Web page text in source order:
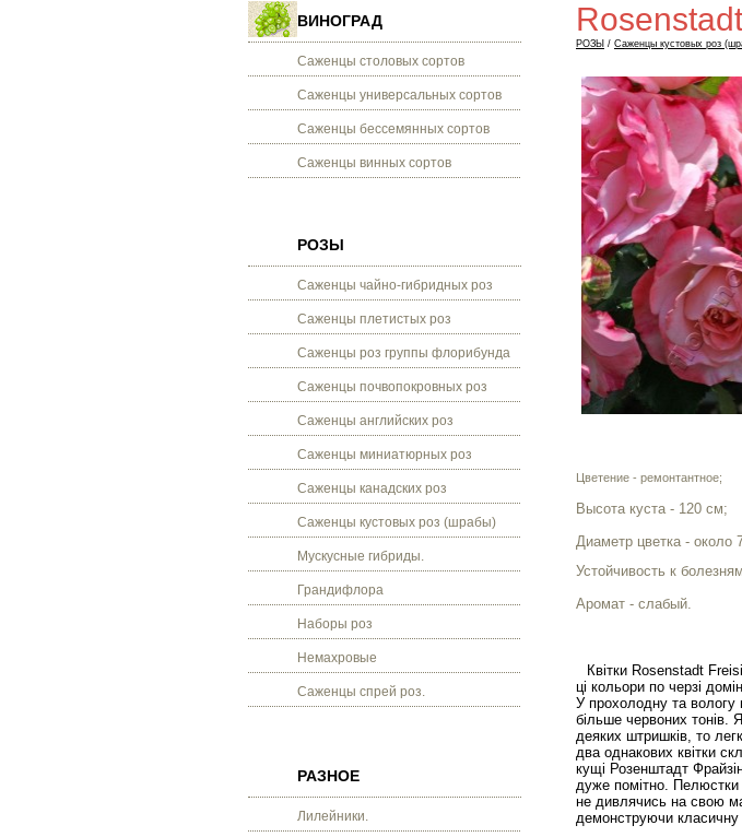
ВИНОГРАД
Саженцы столовых сортов
Саженцы универсальных сортов
Саженцы бессемянных сортов
Саженцы винных сортов
РОЗЫ
Саженцы чайно-гибридных роз
Саженцы плетистых роз
Саженцы роз группы флорибунда
Саженцы почвопокровных роз
Саженцы английских роз
Саженцы миниатюрных роз
Саженцы канадских роз
Саженцы кустовых роз (шрабы)
Мускусные гибриды.
Грандифлора
Наборы роз
Немахровые
Саженцы спрей роз.
РАЗНОЕ
Лилейники.
РОЗЫ / Саженцы кустовых роз
Цветение - ремонтантное;
Высота куста - 120 см;
Диаметр цветка - около
Устойчивость к
Аромат - слабый.
Квітки Rosenstadt
ці кольори по черзі
У прохолодну та вологу
більше червоних тонів.
деяких штришків, то
два однакових квітки
кущі Розенштадт
дуже помітно. Пелюстки
не дивлячись на свою
демонструючи класичну